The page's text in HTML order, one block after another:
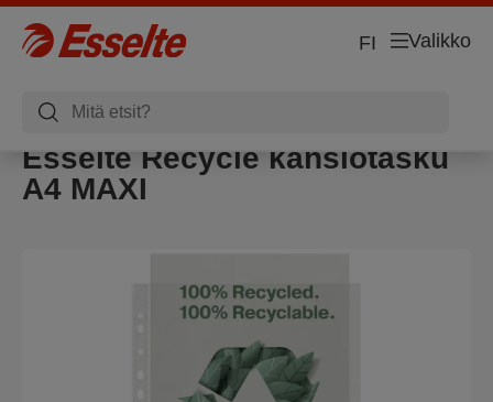
Valikko
FI
Esselte Recycle kansiotasku
A4 MAXI